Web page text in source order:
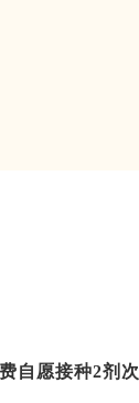
自愿接种2剂